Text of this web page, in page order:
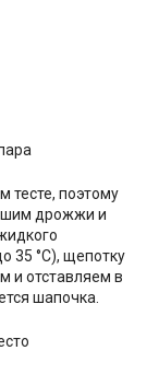
тесте, поэтому
дрожжи и
35 °C), щепотку
и отставляем в
шапочка.